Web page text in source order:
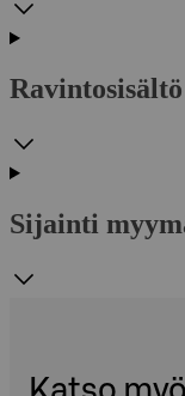
Ravintosisältö
Sijainti